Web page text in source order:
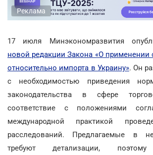
Реклама
17 июля Минэкономразвития
новой редакции Закона «О применении
относительно импорта в Украину». Он
с необходимостью приведения
законодательства в сфере
соответствие с положениями
международной практикой
расследований. Предлагаемые в
требуют детализации, поэтому